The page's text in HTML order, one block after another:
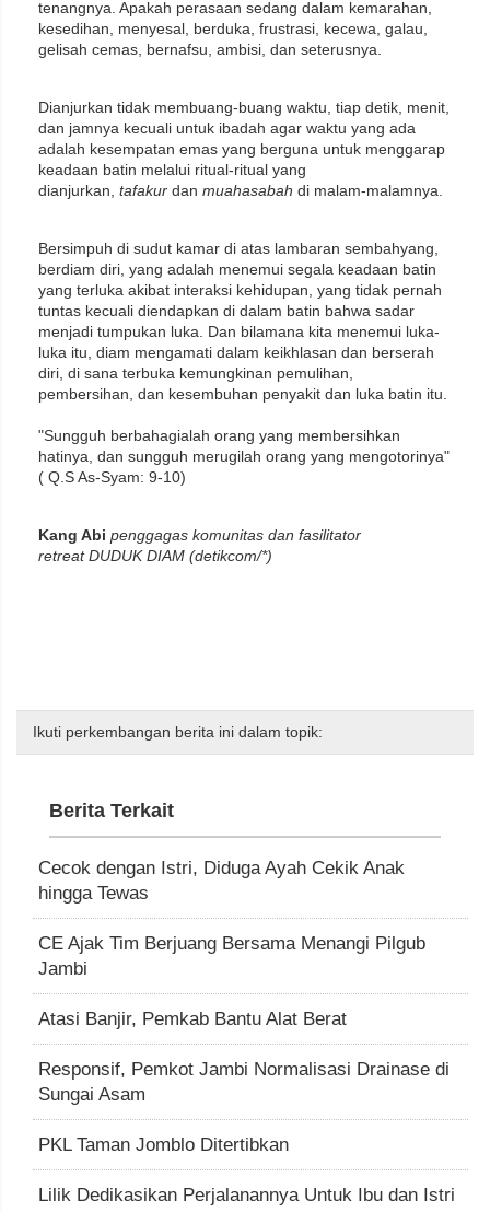
tenangnya. Apakah perasaan sedang dalam kemarahan,
kesedihan, menyesal, berduka, frustrasi, kecewa, galau,
gelisah cemas, bernafsu, ambisi, dan seterusnya.
Dianjurkan tidak membuang-buang waktu, tiap detik, menit,
dan jamnya kecuali untuk ibadah agar waktu yang ada
adalah kesempatan emas yang berguna untuk menggarap
keadaan batin melalui ritual-ritual yang
dianjurkan, tafakur dan muahasabah di malam-malamnya.
Bersimpuh di sudut kamar di atas lambaran sembahyang,
berdiam diri, yang adalah menemui segala keadaan batin
yang terluka akibat interaksi kehidupan, yang tidak pernah
tuntas kecuali diendapkan di dalam batin bahwa sadar
menjadi tumpukan luka. Dan bilamana kita menemui luka-
luka itu, diam mengamati dalam keikhlasan dan berserah
diri, di sana terbuka kemungkinan pemulihan,
pembersihan, dan kesembuhan penyakit dan luka batin itu.
"Sungguh berbahagialah orang yang membersihkan
hatinya, dan sungguh merugilah orang yang mengotorinya"
( Q.S As-Syam: 9-10)
Kang Abi penggagas komunitas dan fasilitator
retreat DUDUK DIAM (detikcom/*)
Ikuti perkembangan berita ini dalam topik:
Berita Terkait
Cecok dengan Istri, Diduga Ayah Cekik Anak
hingga Tewas
CE Ajak Tim Berjuang Bersama Menangi Pilgub
Jambi
Atasi Banjir, Pemkab Bantu Alat Berat
Responsif, Pemkot Jambi Normalisasi Drainase di
Sungai Asam
PKL Taman Jomblo Ditertibkan
Lilik Dedikasikan Perjalanannya Untuk Ibu dan Istri